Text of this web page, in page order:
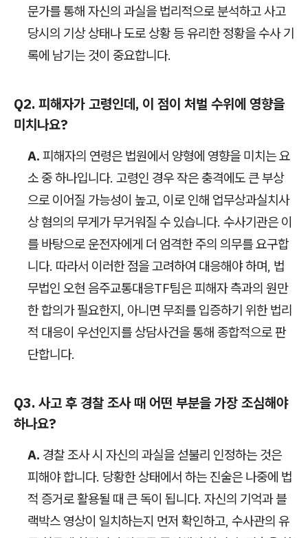
문가를 통해 자신의 과실을 법리적으로 분석하고 사고
당시의 기상 상태나 도로 상황 등 유리한 정황을 수사 기
록에 남기는 것이 중요합니다.
Q2. 피해자가 고령인데, 이 점이 처벌 수위에 영향을
미치나요?
A. 피해자의 연령은 법원에서 양형에 영향을 미치는 요
소 중 하나입니다. 고령인 경우 작은 충격에도 큰 부상
으로 이어질 가능성이 높고, 이로 인해 업무상과실치사
상 혐의의 무게가 무거워질 수 있습니다. 수사기관은 이
를 바탕으로 운전자에게 더 엄격한 주의 의무를 요구합
니다. 따라서 이러한 점을 고려하여 대응해야 하며, 법
무법인 오현 음주교통대응TF팀은 피해자 측과의 원만
한 합의가 필요한지, 아니면 무죄를 입증하기 위한 법리
적 대응이 우선인지를 상담사건을 통해 종합적으로 판
단합니다.
Q3. 사고 후 경찰 조사 때 어떤 부분을 가장 조심해야
하나요?
A. 경찰 조사 시 자신의 과실을 섣불리 인정하는 것은
피해야 합니다. 당황한 상태에서 하는 진술은 나중에 법
적 증거로 활용될 때 큰 독이 됩니다. 자신의 기억과 블
랙박스 영상이 일치하는지 먼저 확인하고, 수사관의 유